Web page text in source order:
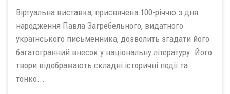
Віртуальна виставка, присвячена 100-річчю з дня
народження Павла Загребельного, видатного
українського письменника, дозволить згадати його
багатогранний внесок у національну літературу. Його
твори відображають складні історичні події та
тонко...